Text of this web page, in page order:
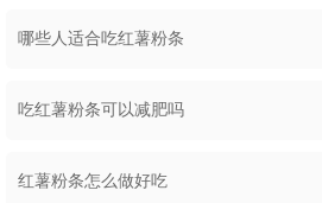
哪些人适合吃红薯粉条
吃红薯粉条可以减肥吗
红薯粉条怎么做好吃